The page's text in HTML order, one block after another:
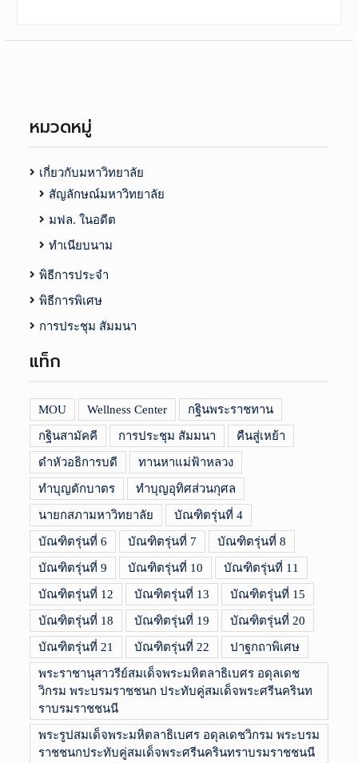
หมวดหมู่
เกี่ยวกับมหาวิทยาลัย
สัญลักษณ์มหาวิทยาลัย
มฟล. ในอดีต
ทำเนียบนาม
พิธีการประจำ
พิธีการพิเศษ
การประชุม สัมมนา
แท็ก
MOU Wellness Center กฐินพระราชทาน
กฐินสามัคคี การประชุม สัมมนา คืนสู่เหย้า
ดำหัวอธิการบดี ทานหาแม่ฟ้าหลวง
ทำบุญตักบาตร ทำบุญอุทิศส่วนกุศล
นายกสภามหาวิทยาลัย บัณฑิตรุ่นที่ 4
บัณฑิตรุ่นที่ 6 บัณฑิตรุ่นที่ 7 บัณฑิตรุ่นที่ 8
บัณฑิตรุ่นที่ 9 บัณฑิตรุ่นที่ 10 บัณฑิตรุ่นที่ 11
บัณฑิตรุ่นที่ 12 บัณฑิตรุ่นที่ 13 บัณฑิตรุ่นที่ 15
บัณฑิตรุ่นที่ 18 บัณฑิตรุ่นที่ 19 บัณฑิตรุ่นที่ 20
บัณฑิตรุ่นที่ 21 บัณฑิตรุ่นที่ 22 ปาฐกถาพิเศษ
พระราชานุสาวรีย์สมเด็จพระมหิตลาธิเบศร อดุลเดช
วิกรม พระบรมราชชนก ประทับคู่สมเด็จพระศรีนครินท
ราบรมราชชนนี
พระรูปสมเด็จพระมหิตลาธิเบศร อดุลเดชวิกรม พระบรม
ราชชนกประทับคู่สมเด็จพระศรีนครินทราบรมราชชนนี